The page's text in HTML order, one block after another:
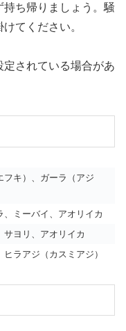
ち帰りましょう。騒
てください。
されている場合があ
フキ）、ガーラ（アジ
ミーバイ、アオリイカ
サヨリ、アオリイカ
ラアジ（カスミアジ）